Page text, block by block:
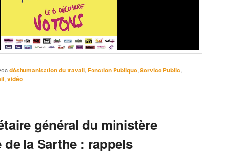
déshumanisation du travail, Fonction Publique, Service Public,
, vidéo
général du ministère
de la Sarthe : rappels